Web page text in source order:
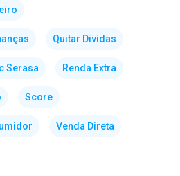
Quitar Dividas
Serasa Renda Extra
Score
Venda Direta